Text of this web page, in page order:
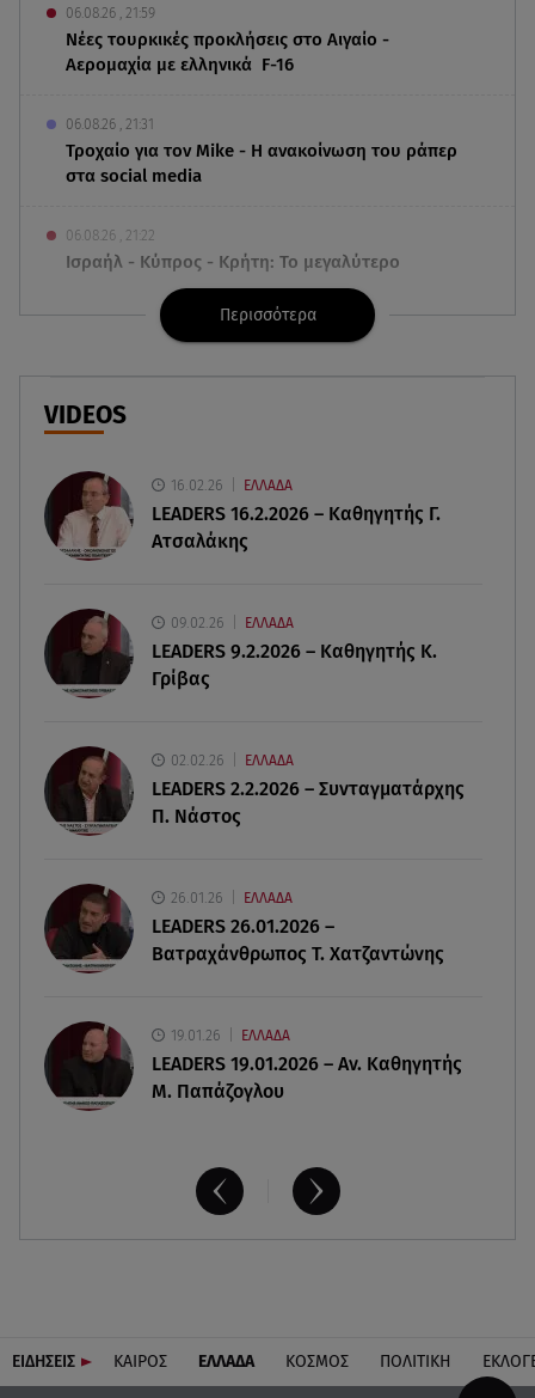
06.08.26 , 21:59
Νέες τουρκικές προκλήσεις στο Αιγαίο -
Αερομαχία με ελληνικά F-16
06.08.26 , 21:31
Τροχαίο για τον Mike - Η ανακοίνωση του ράπερ
στα social media
06.08.26 , 21:22
Ισραήλ - Κύπρος - Κρήτη: Το μεγαλύτερο
υποθαλάσσιο καλώδιο στον κόσμο
Motor Oil: Δωρεά πυροσβεστικών οχημάτων και
Άκης Παυλόπουλος: Η τρυφερή εξομολόγηση
της συζύγου του, Ελένης Φωτοπούλου
ο ρόλος του «συνδέσμου»
06.08.26 , 20:16
06.08.26 , 20:04
Σαμοθράκη: Συγκλονιστική διάσωση 15χρονης
από δύσβατο φαράγγι
06.08.26 , 19:44
Πότε δεν επιβάλλεται φόρος κληρονομιάς σε
τραπεζικές καταθέσεις
Περισσότερα
VIDEOS
16.02.26 ΕΛΛΑΔΑ
LEADERS 16.2.2026 – Καθηγητής Γ.
Ατσαλάκης
09.02.26 ΕΛΛΑΔΑ
LEADERS 9.2.2026 – Καθηγητής Κ.
Γρίβας
02.02.26 ΕΛΛΑΔΑ
LEADERS 2.2.2026 – Συνταγματάρχης
Π. Νάστος
26.01.26 ΕΛΛΑΔΑ
LEADERS 26.01.2026 –
Βατραχάνθρωπος Τ. Χατζαντώνης
19.01.26 ΕΛΛΑΔΑ
LEADERS 19.01.2026 – Αν. Καθηγητής
Μ. Παπάζογλου
ΕΙΔΗΣΕΙΣ ΚΑΙΡΟΣ ΕΛΛΑΔΑ ΚΟΣΜΟΣ ΠΟΛΙΤΙΚΗ